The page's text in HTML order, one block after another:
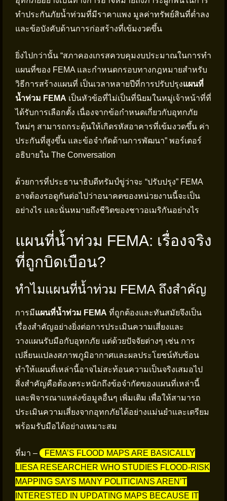
ทำประกันภัยน้ำท่วมที่มีราคาแพง มูลค่าทรัพย์สินที่ต่ำลง
และข้อบังคับด้านการก่อสร้างที่เข้มงวดขึ้น
ยิ่งไปกว่านั้น “สภาคองเกรสควบคุมงบประมาณในการทำ
แผนที่ของ FEMA และกำหนดกรอบทางกฎหมายสำหรับ
วิธีการสร้างแผนที่ เป็นเวลาหลายปีที่การปรับปรุงแผนที่
น้ำท่วม FEMA เป็นหัวข้อที่ไม่เป็นที่นิยมในหมู่เจ้าหน้าที่ที่
ได้รับการเลือกตั้ง เนื่องจากข้อกำหนดเกี่ยวกับอุทกภัย
ใหม่ๆ สามารถกระตุ้นให้เกิดรหัสอาคารที่เข้มงวดขึ้น ค่า
ประกันที่สูงขึ้น และข้อจำกัดด้านการพัฒนา” พอร์เตอร์
อธิบายใน The Conversation
ด้วยการที่ประธานาธิบดีทรัมป์ขู่ว่าจะ “ปรับปรุง” FEMA
อาจต้องรอดูกันต่อไปว่าอนาคตของหน่วยงานนี้จะเป็น
อย่างไร และนั่นหมายถึงชีวิตของชาวอเมริกันอย่างไร
แผนที่น้ำท่วม FEMA: เรื่องจริง
ที่ถูกบิดเบือน?
ทำไมแผนที่น้ำท่วม FEMA ถึงสำคัญ
การมีแผนที่น้ำท่วม FEMA ที่ถูกต้องและทันสมัยจึงเป็น
เรื่องสำคัญอย่างยิ่งต่อการประเมินความเสี่ยงและ
วางแผนรับมือกับอุทกภัย แต่ด้วยปัจจัยต่างๆ เช่น การ
เปลี่ยนแปลงสภาพภูมิอากาศและผลประโยชน์ทับซ้อน
ทำให้แผนที่เหล่านี้อาจไม่สะท้อนความเป็นจริงเสมอไป
สิ่งสำคัญคือต้องตระหนักถึงข้อจำกัดของแผนที่เหล่านี้
และพิจารณาแหล่งข้อมูลอื่นๆ เพิ่มเติม เพื่อให้สามารถ
ประเมินความเสี่ยงจากอุทกภัยได้อย่างแม่นยำและเตรียม
พร้อมรับมือได้อย่างเหมาะสม
ที่มา –
FEMA’S FLOOD MAPS ARE BASICALLY
LIESA RESEARCHER WHO STUDIES FLOOD-RISK
MAPPING SAYS MANY POLITICIANS AREN’T
INTERESTED IN UPDATING MAPS BECAUSE IT